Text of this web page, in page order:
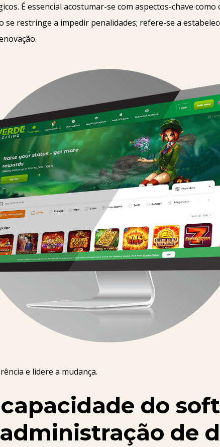
É essencial acostumar-se com aspectos-chave
se restringe a impedir penalidades; refere-se a
e lidere a mudança.
do
de